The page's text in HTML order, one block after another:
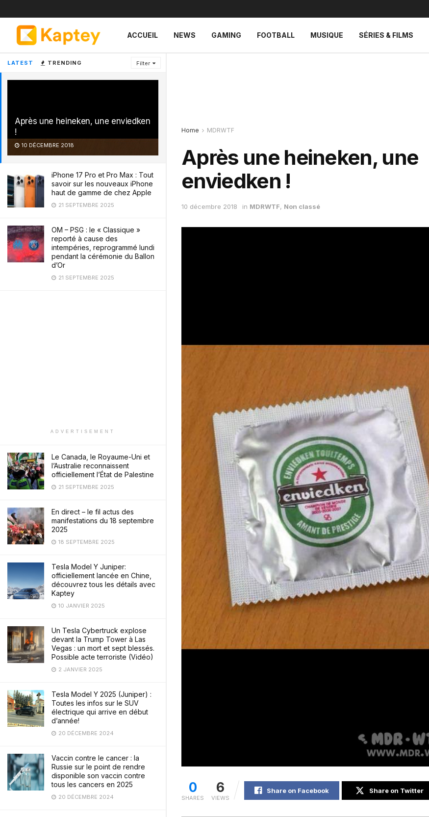
LATEST TRENDING Filter
Après une heineken, une enviedken
!
10 DÉCEMBRE 2018
iPhone 17 Pro et Pro Max : Tout
savoir sur les nouveaux iPhone
haut de gamme de chez Apple
21 SEPTEMBRE 2025
OM – PSG : le « Classique »
reporté à cause des
intempéries, reprogrammé lundi
pendant la cérémonie du Ballon
d’Or
21 SEPTEMBRE 2025
ADVERTISEMENT
Le Canada, le Royaume-Uni et
l’Australie reconnaissent
officiellement l’État de Palestine
21 SEPTEMBRE 2025
En direct – le fil actus des
manifestations du 18 septembre
2025
18 SEPTEMBRE 2025
Tesla Model Y Juniper:
officiellement lancée en Chine,
découvrez tous les détails avec
Kaptey
10 JANVIER 2025
Un Tesla Cybertruck explose
devant la Trump Tower à Las
Vegas : un mort et sept blessés.
Possible acte terroriste (Vidéo)
2 JANVIER 2025
Tesla Model Y 2025 (Juniper) :
Toutes les infos sur le SUV
électrique qui arrive en début
d’année!
20 DÉCEMBRE 2024
Vaccin contre le cancer : la
Russie sur le point de rendre
disponible son vaccin contre
tous les cancers en 2025
20 DÉCEMBRE 2024
ACCUEIL NEWS GAMING FOOTBALL MUSIQUE SÉRIES & FILMS
Home MDRWTF
Après une heineken, une
enviedken !
10 décembre 2018 in MDRWTF, Non classé
0
SHARES
6
VIEWS
Share on Facebook Share on Twitter